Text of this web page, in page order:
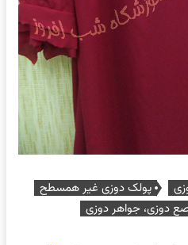
پولک دوزی غیر همسطح
دوزی، جواهر دوزی